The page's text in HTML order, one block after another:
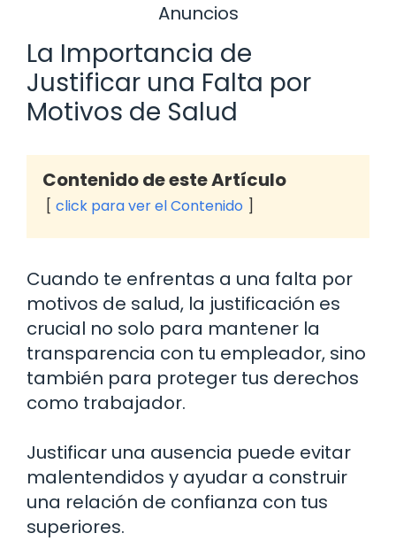
Anuncios
La Importancia de
Justificar una Falta por
Motivos de Salud
Contenido de este Artículo
click para ver el Contenido
Cuando te enfrentas a una falta por
motivos de salud, la justificación es
crucial no solo para mantener la
transparencia con tu empleador, sino
también para proteger tus derechos
como trabajador.
Justificar una ausencia puede evitar
malentendidos y ayudar a construir
una relación de confianza con tus
superiores.